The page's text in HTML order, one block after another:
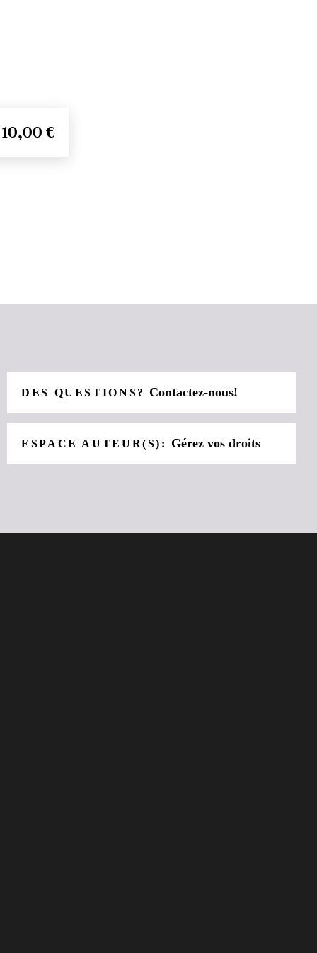
10,00 €
DES QUESTIONS?Contactez-nous!
ESPACE AUTEUR(S): Gérez vos droits